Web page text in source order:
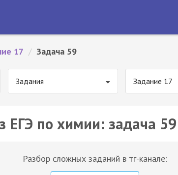
17 / Задача 59
Задания Задание 17
ЕГЭ по химии: задача 59
Разбор сложных заданий в тг-канале: